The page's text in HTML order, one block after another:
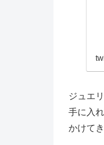
ジュエ
手に入
かけて